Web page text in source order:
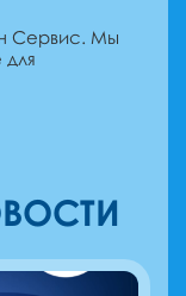
Сервис. Мы